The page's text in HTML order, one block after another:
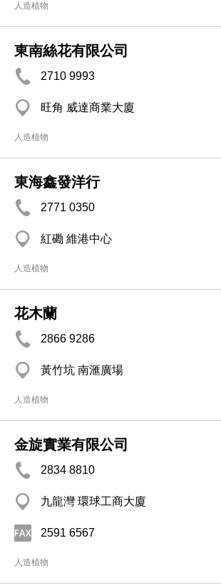
人造植物
東南絲花有限公司
2710 9993
旺角 威達商業大廈
人造植物
東海鑫發洋行
2771 0350
紅磡 維港中心
人造植物
花木蘭
2866 9286
黃竹坑 南滙廣場
人造植物
金旋實業有限公司
2834 8810
九龍灣 環球工商大廈
2591 6567
人造植物